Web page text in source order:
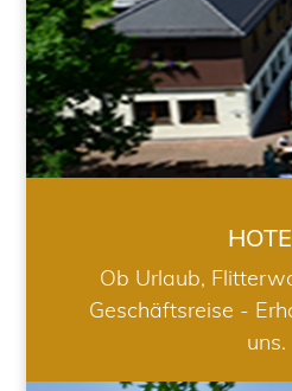
Ob Urlaub,
Geschäftsreise -
uns.